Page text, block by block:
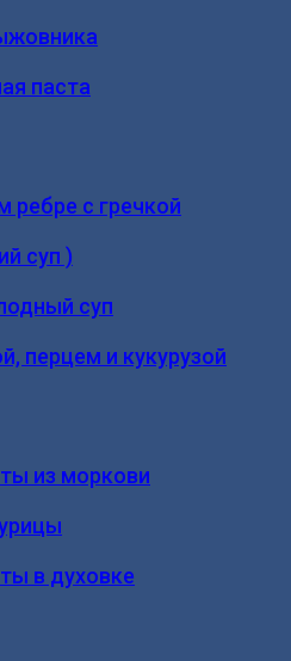
паста
ребре с гречкой
суп )
суп
перцем и кукурузой
из моркови
в духовке